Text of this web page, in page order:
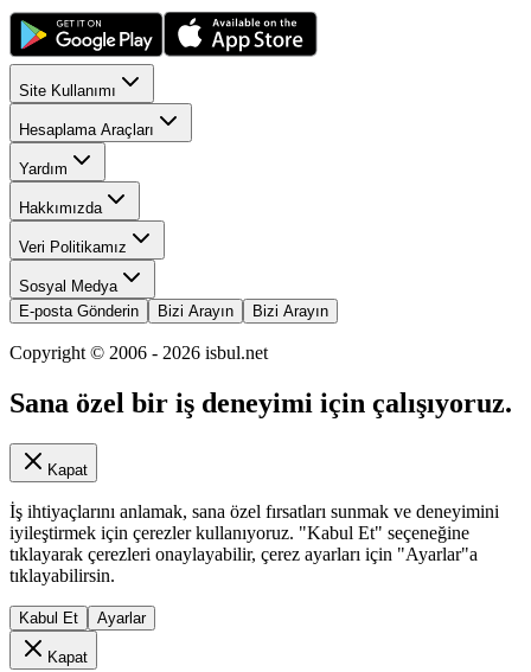
Site Kullanımı
Hesaplama Araçları
Yardım
Hakkımızda
Veri Politikamız
Sosyal Medya
E-posta Gönderin
Bizi Arayın Bizi Arayın
Copyright © 2006 - 2026 isbul.net
Sana özel bir iş deneyimi için çalışıyoruz.
Kapat
İş ihtiyaçlarını anlamak, sana özel fırsatları sunmak ve deneyimini
iyileştirmek için çerezler kullanıyoruz. "Kabul Et" seçeneğine
tıklayarak çerezleri onaylayabilir, çerez ayarları için "Ayarlar"a
tıklayabilirsin.
Kabul Et Ayarlar
Kapat